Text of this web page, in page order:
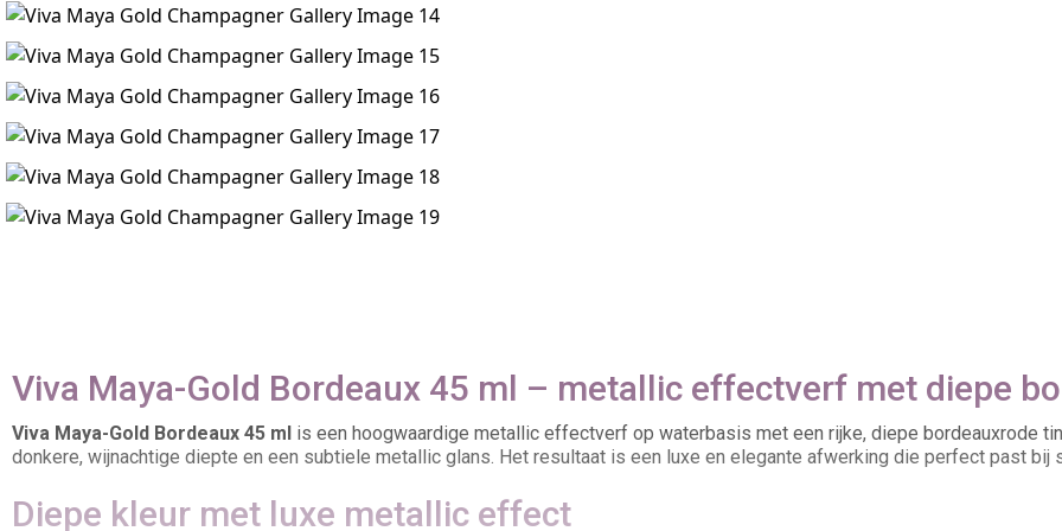
Viva Maya-Gold Bordeaux 45 ml – metallic effectverf met diepe
Viva Maya-Gold Bordeaux 45 ml is een hoogwaardige metallic effectverf op waterbasis met een rijke, diepe bordeauxrode
donkere, wijnachtige diepte en een subtiele metallic glans. Het resultaat is een luxe en elegante afwerking die perfect past bij
Diepe kleur met luxe metallic effect